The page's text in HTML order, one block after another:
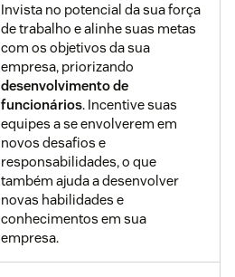
Invista no potencial da sua força
de trabalho e alinhe suas metas
com os objetivos da sua
empresa, priorizando
desenvolvimento de
funcionários. Incentive suas
equipes a se envolverem em
novos desafios e
responsabilidades, o que
também ajuda a desenvolver
novas habilidades e
conhecimentos em sua
empresa.